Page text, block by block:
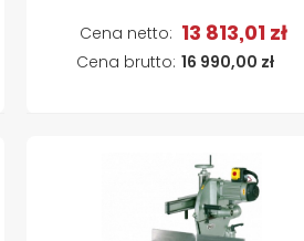
16 990,00 zł
13 813,01 zł
Dodaj do koszyka